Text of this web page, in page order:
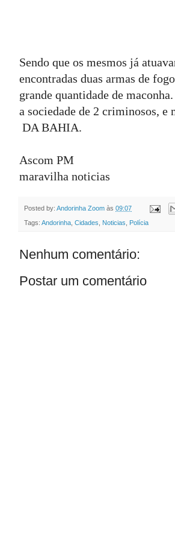
Sendo que os mesmos já
encontradas duas armas de
grande quantidade de
a sociedade de 2 criminosos, e
DA BAHIA.
Ascom PM
maravilha noticias
Posted by: Andorinha Zoom às 09:07
Tags: Andorinha Cidades Noticias Polícia
Nenhum comentário:
Postar um comentário